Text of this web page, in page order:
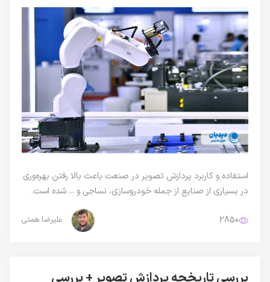
استفاده و کاربرد پردازش تصویر در صنعت باعث بالا رفتن بهره‌وری
در بسیاری از صنایع از جمله خودروسازی، نساجی و ... شده است.
2850 علیرضا همتی